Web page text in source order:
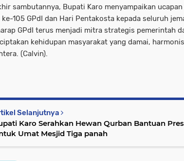
sambutannya, Bupati Karo menyampaikan
ke-105 GPdI dan Hari Pentakosta kepada seluruh
GPdI terus menjadi mitra strategis pemerintah
kehidupan masyarakat yang damai,
(Calvin).
Selanjutnya
Karo Serahkan Hewan Qurban Bantuan
Untuk Umat Mesjid Tiga panah